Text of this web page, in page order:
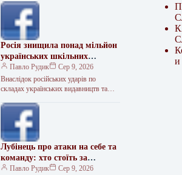
Росія знищила понад мільйон
українських шкільних
підручників
Павло Рудик
Сер 9, 2026
Внаслідок російських ударів по
складах українських видавництв та
шкільних підручників. Про це
повідомив міністр освіти…
Лубінець про атаки на себе та
команду: хто стоїть за
інформаційним тиском
Павло Рудик
Сер 9, 2026
и